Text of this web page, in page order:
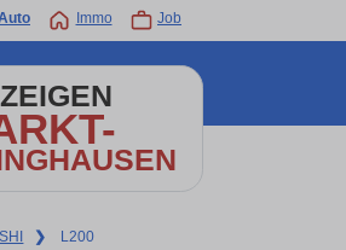
Immo Job
❯ L200